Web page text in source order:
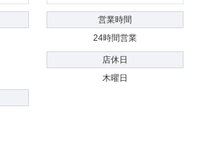
営業時間
24時間営業
店休日
木曜日